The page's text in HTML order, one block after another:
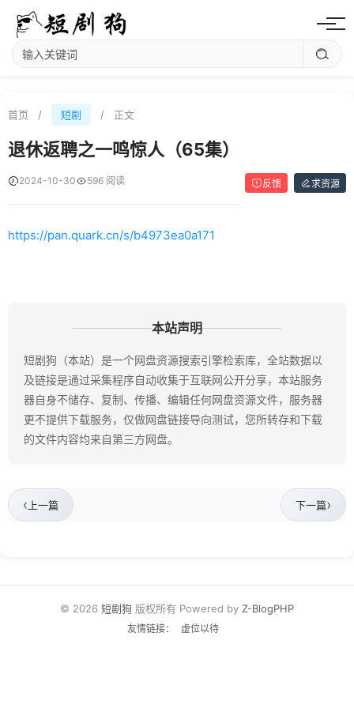
首页 / 短剧 / 正文
退休返聘之一鸣惊人（65集）
求资源
反馈
2024-10-30 596 阅读
https://pan.quark.cn/s/b4973ea0a171
本站声明
短剧狗（本站）是一个网盘资源搜索引擎检索库，全站数据以
及链接是通过采集程序自动收集于互联网公开分享，本站服务
器自身不储存、复制、传播、编辑任何网盘资源文件，服务器
更不提供下载服务，仅做网盘链接导向测试，您所转存和下载
的文件内容均来自第三方网盘。
‹ 上一篇 下一篇›
© 2026 短剧狗 版权所有 Powered by Z-BlogPHP
友情链接： 虚位以待